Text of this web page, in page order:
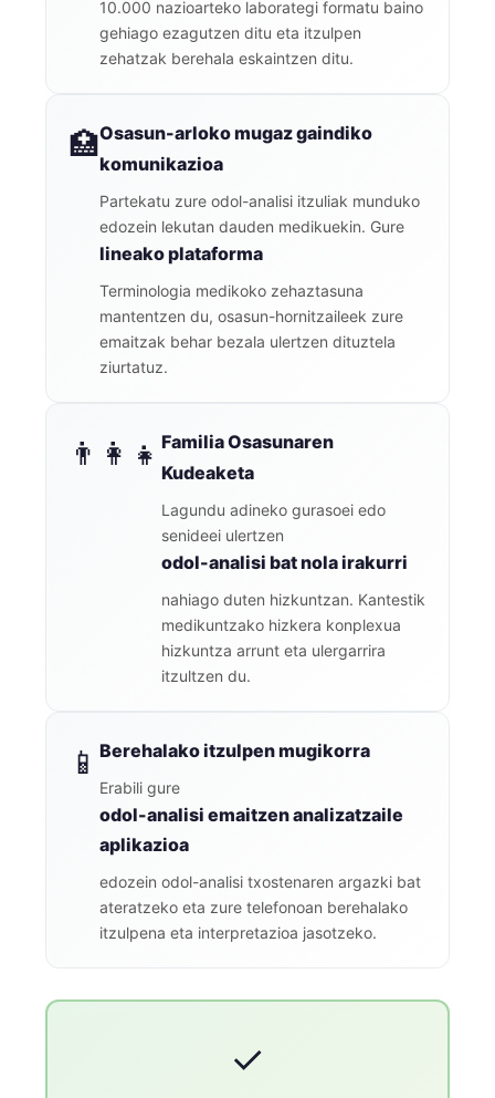
10.000 nazioarteko laborategi formatu baino
gehiago ezagutzen ditu eta itzulpen
zehatzak berehala eskaintzen ditu.
🏥Osasun-arloko mugaz gaindiko
komunikazioa
Partekatu zure odol-analisi itzuliak munduko
edozein lekutan dauden medikuekin. Gure
lineako plataforma
Terminologia medikoko zehaztasuna
mantentzen du, osasun-hornitzaileek zure
emaitzak behar bezala ulertzen dituztela
ziurtatuz.
👨‍👩‍👧 Familia Osasunaren
Kudeaketa
Lagundu adineko gurasoei edo
senideei ulertzen
odol-analisi bat nola irakurri
nahiago duten hizkuntzan. Kantestik
medikuntzako hizkera konplexua
hizkuntza arrunt eta ulergarrira
itzultzen du.
📱 Berehalako itzulpen mugikorra
Erabili gure
odol-analisi emaitzen analizatzaile
aplikazioa
edozein odol-analisi txostenaren argazki bat
ateratzeko eta zure telefonoan berehalako
itzulpena eta interpretazioa jasotzeko.
✓